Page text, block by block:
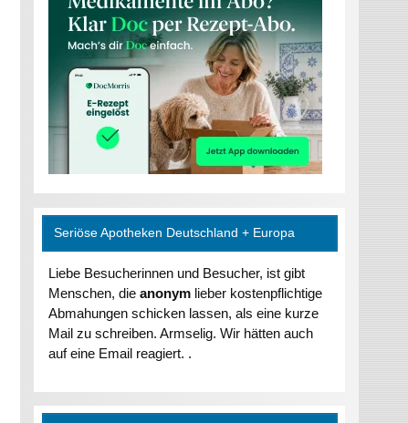
Seriöse Apotheken Deutschland + Europa
Liebe Besucherinnen und Besucher, ist gibt
Menschen, die anonymlieber kostenpflichtige
Abmahungen schicken lassen, als eine kurze
Mail zu schreiben. Armselig. Wir hätten auch
auf eine Email reagiert. .